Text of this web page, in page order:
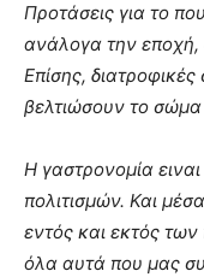
Προτάσεις για το
ανάλογα την
Επίσης,
βελτιώσουν το σώμα
Η γαστρονομία
πολιτισμών. Και
εντός και εκτός
όλα αυτά που μας